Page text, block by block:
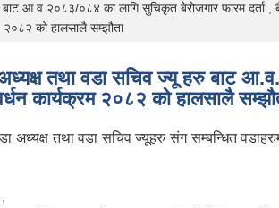
०८४ का लागि सुचिकृत बेरोजगार फारम दर्ता ,
२०८२ को हालसालै सम्झौता
तथा वडा सचिव ज्यू हरु बाट
कार्यक्रम २०८२ को हालसालै
अध्यक्ष तथा वडा सचिव ज्यूहरु संग सम्बन्धित